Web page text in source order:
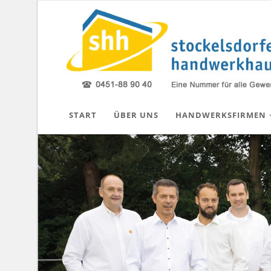
START ÜBER UNS HANDWERKSFIRMEN